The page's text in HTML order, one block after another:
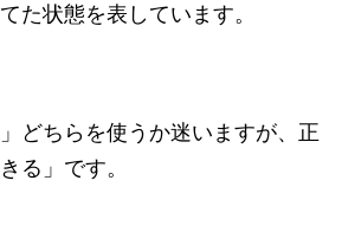
た状態を表しています。
どちらを使うか迷いますが、正
る」です。